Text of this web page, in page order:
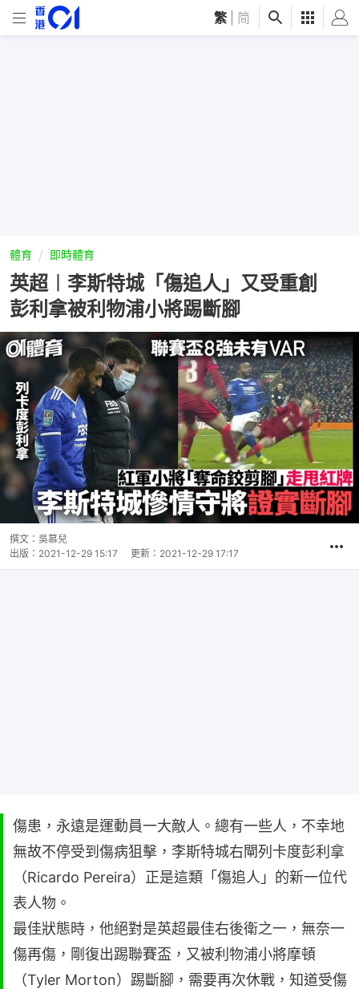
繁 简
體育 即時體育
英超︱李斯特城「傷追人」又受重創
彭利拿被利物浦小將踢斷腳
撰文： 吳慕兒
出版： 2021-12-29 15:17 更新： 2021-12-29 17:17
傷患，永遠是運動員一大敵人。總有一些人，不幸地
無故不停受到傷病狙擊，李斯特城右閘列卡度彭利拿
（Ricardo Pereira）正是這類「傷追人」的新一位代
表人物。
最佳狀態時，他絕對是英超最佳右後衛之一，無奈一
傷再傷，剛復出踢聯賽盃，又被利物浦小將摩頓
（Tyler Morton）踢斷腳，需要再次休戰，知道受傷